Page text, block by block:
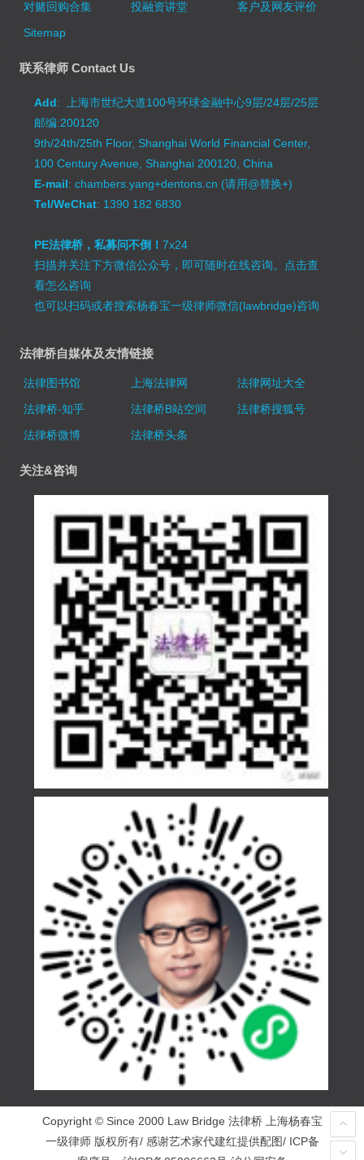
对赌回购合集
投融资讲堂
客户及网友评价
Sitemap
联系律师 Contact Us
Add: 上海市世纪大道100号环球金融中心9层/24层/25层
邮编:200120
9th/24th/25th Floor, Shanghai World Financial Center,
100 Century Avenue, Shanghai 200120, China
E-mail: chambers.yang+dentons.cn (请用@替换+)
Tel/WeChat: 1390 182 6830
PE法律桥，私募问不倒！7x24
扫描并关注下方微信公众号，即可随时在线咨询。 点击查
看怎么咨询
也可以扫码或者搜索杨春宝一级律师微信(lawbridge)咨询
法律桥自媒体及友情链接
法律图书馆 上海法律网
法律网址大全
法律桥-知乎
法律桥B站空间
法律桥搜狐号
法律桥微博
法律桥头条
关注&咨询
Copyright © Since 2000 Law Bridge 法律桥 上海杨春宝
一级律师 版权所有/ 感谢艺术家代建红提供配图/ ICP备